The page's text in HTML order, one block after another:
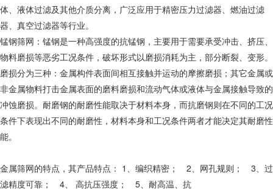
体、液体过滤及其他介质分离，广泛应用于精密压力过滤器、燃油过滤
器、真空过滤器等行业。
锰钢筛网：锰钢是一种高强度的抗锰钢，主要用于需要承受冲击、挤压、
物料磨损等恶劣工况条件，破坏形式以磨损消耗为主，部分断裂、变形。
磨损分为三种：金属构件表面间相互接触并运动的摩擦磨损；其它金属或
非金属物料打击金属表面的磨料磨损和流动气体或液体与金属接触导致的
冲蚀磨损。耐磨钢的耐磨性能取决于材料本身，而抗磨钢则在不同的工况
条件下表现出不同的耐磨性，材料本身和工况条件两者才能决定其耐磨性
能。
金属筛网的特点，其产品特点： 1、编织精密； 2、网孔规则； 3、过
滤精度可靠； 4、 高抗压强度； 5、耐高温、抗